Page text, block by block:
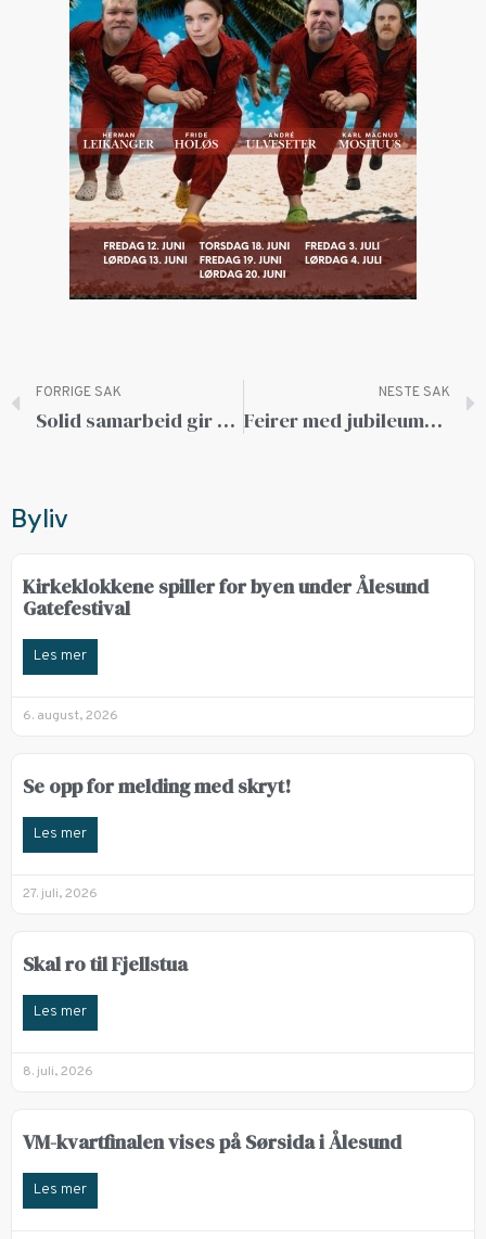
FORRIGE SAK
Solid samarbeid gir mer aktivitet for årets julemarked i Ålesund
NESTE SAK
Feirer med jubileumsuke og god gammaldags pubstemning
Byliv
Kirkeklokkene spiller for byen under Ålesund
Gatefestival
Les mer
6. august, 2026
Se opp for melding med skryt!
Les mer
27. juli, 2026
Skal ro til Fjellstua
Les mer
8. juli, 2026
VM-kvartfinalen vises på Sørsida i Ålesund
Les mer